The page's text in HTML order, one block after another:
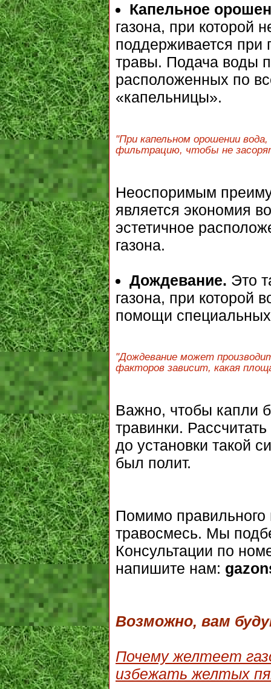
Капельное
газона, при которой
поддерживается
травы. Подача воды
расположенных по
«капельницы».
"При капельном орошении
фильтрацию, чтобы не
Неоспоримым
является экономия
эстетичное
газона.
Дождевание. Это
газона, при которой
помощи
"Дождевание может
факторов зависит, какая
Важно, чтобы капли
травинки.
до установки такой
был полит.
Помимо
травосмесь. Мы
Консультации по
напишите нам:
Возможно, вам
Почему желтеет
избежать желтых